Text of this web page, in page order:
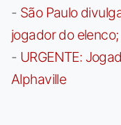
- São Paulo
jogador do
- URGENTE:
Alphaville